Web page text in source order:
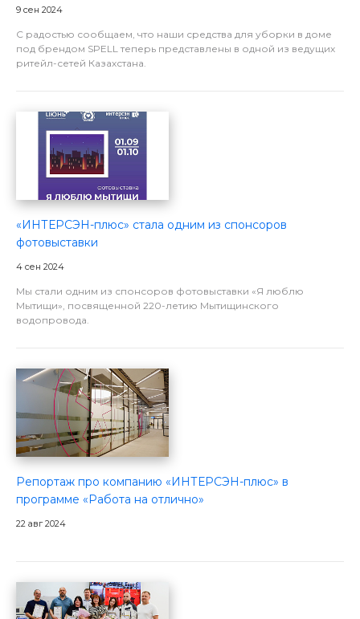
9 сен 2024
С радостью сообщаем, что наши средства для уборки в доме
под брендом SPELL теперь представлены в одной из ведущих
ритейл-сетей Казахстана.
«ИНТЕРСЭН-плюс» стала одним из спонсоров
фотовыставки
4 сен 2024
Мы стали одним из спонсоров фотовыставки «Я люблю
Мытищи», посвященной 220-летию Мытищинского
водопровода.
Репортаж про компанию «ИНТЕРСЭН-плюс» в
программе «Работа на отлично»
22 авг 2024